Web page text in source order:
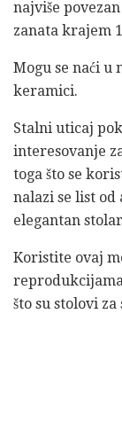
najviše
zanata krajem
Mogu se naći u
keramici.
Stalni uticaj
interesovanje
toga što se
nalazi se list
elegantan
Koristite ovaj
što su stolovi